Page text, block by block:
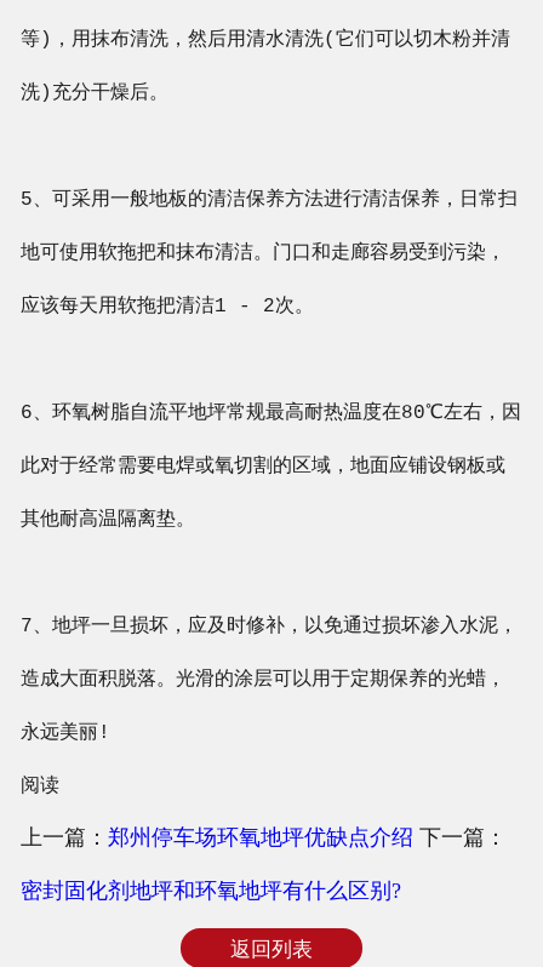
等)，用抹布清洗，然后用清水清洗(它们可以切木粉并清
洗)充分干燥后。
5、可采用一般地板的清洁保养方法进行清洁保养，日常扫
地可使用软拖把和抹布清洁。门口和走廊容易受到污染，
应该每天用软拖把清洁1 - 2次。
6、环氧树脂自流平地坪常规最高耐热温度在80℃左右，因
此对于经常需要电焊或氧切割的区域，地面应铺设钢板或
其他耐高温隔离垫。
7、地坪一旦损坏，应及时修补，以免通过损坏渗入水泥，
造成大面积脱落。光滑的涂层可以用于定期保养的光蜡，
永远美丽!
阅读
上一篇： 郑州停车场环氧地坪优缺点介绍 下一篇：
密封固化剂地坪和环氧地坪有什么区别?
返回列表